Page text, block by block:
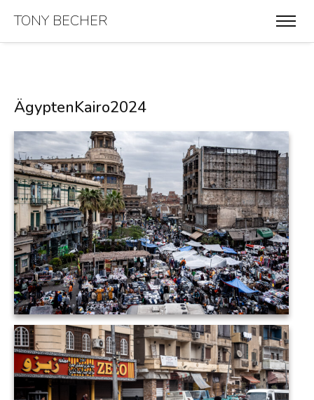
TONY BECHER
ÄgyptenKairo2024